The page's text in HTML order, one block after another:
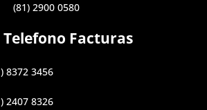
(81) 2900 0580
Telefono Facturas
8372 3456
2407 8326